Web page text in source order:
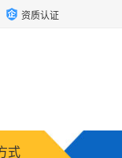
资质认证
式